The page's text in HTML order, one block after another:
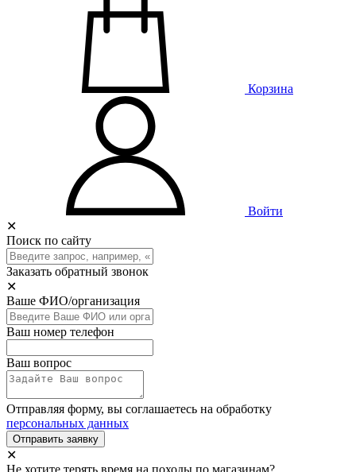
Корзина
Войти
✕
Поиск по сайту
Заказать обратный звонок
✕
Ваше ФИО/организация
Ваш номер телефон
Ваш вопрос
Отправляя форму, вы соглашаетесь на обработку
персональных данных
Отправить заявку
✕
Не хотите терять время на походы по магазинам?